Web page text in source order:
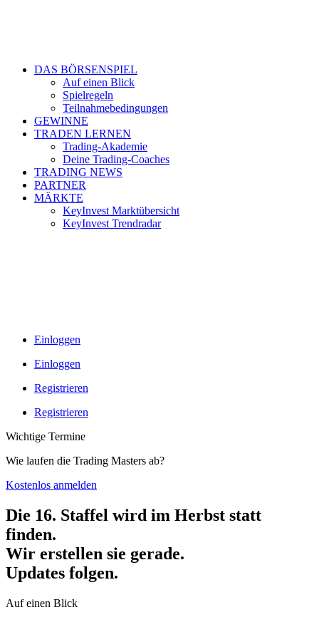
DAS BÖRSENSPIEL
Auf einen Blick
Spielregeln
Teilnahmebedingungen
GEWINNE
TRADEN LERNEN
Trading-Akademie
Deine Trading-Coaches
TRADING NEWS
PARTNER
MÄRKTE
KeyInvest Marktübersicht
KeyInvest Trendradar
Einloggen
Einloggen
Registrieren
Registrieren
Wichtige Termine
Wie laufen die Trading Masters ab?
Kostenlos anmelden
Die 16. Staffel wird im Herbst statt
finden.
Wir erstellen sie gerade.
Updates folgen.
Auf einen Blick